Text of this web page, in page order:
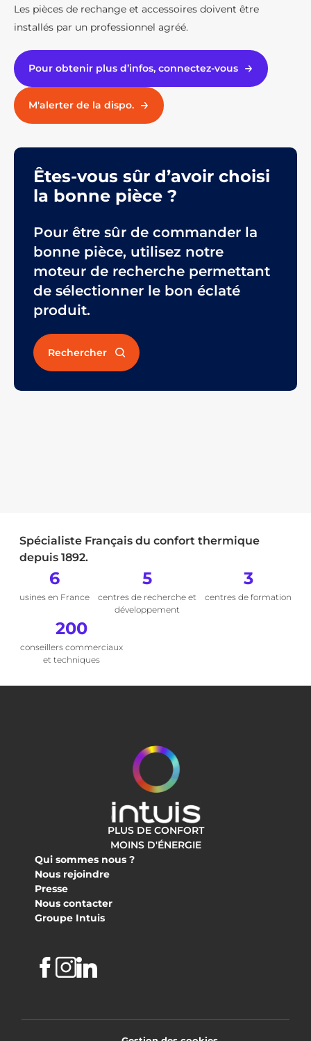
Les pièces de rechange et accessoires doivent être
installés par un professionnel agréé.
Pour obtenir plus d’infos, connectez-vous
M'alerter de la dispo.
Êtes-vous sûr d’avoir choisi
la bonne pièce ?
Pour être sûr de commander la
bonne pièce, utilisez notre
moteur de recherche permettant
de sélectionner le bon éclaté
produit.
Rechercher
Spécialiste Français du confort thermique
depuis 1892.
6
usines en France
5
centres de recherche et
développement
3
centres de formation
200
conseillers commerciaux
et techniques
PLUS DE CONFORT
MOINS D'ÉNERGIE
Qui sommes nous ?
Nous rejoindre
Presse
Nous contacter
Groupe Intuis
Facebook
Instagram
Linkedin